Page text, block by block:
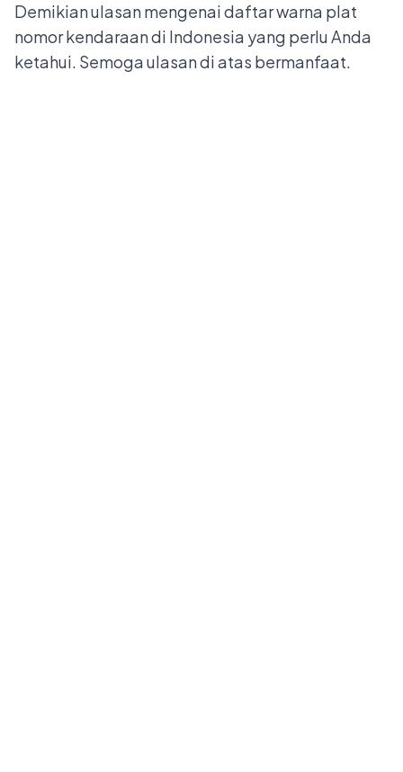
Demikian ulasan mengenai daftar warna plat
nomor kendaraan di Indonesia yang perlu Anda
ketahui. Semoga ulasan di atas bermanfaat.